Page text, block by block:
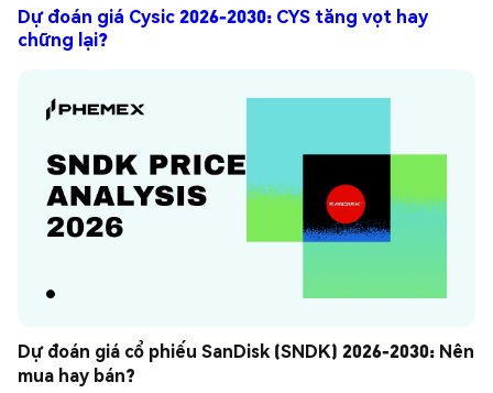
Dự đoán giá Cysic 2026-2030: CYS tăng vọt hay
chững lại?
Dự đoán giá cổ phiếu SanDisk (SNDK) 2026-2030: Nên
mua hay bán?